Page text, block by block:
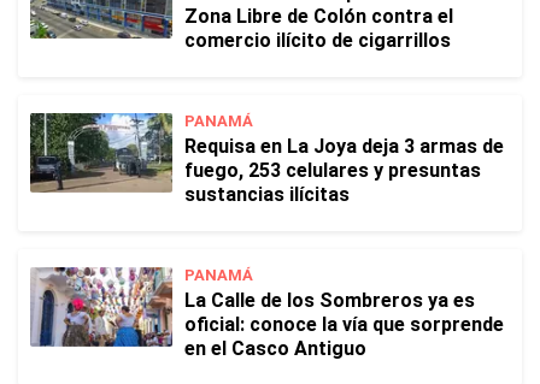
Zona Libre de Colón contra el
comercio ilícito de cigarrillos
PANAMÁ
Requisa en La Joya deja 3 armas de
fuego, 253 celulares y presuntas
sustancias ilícitas
PANAMÁ
La Calle de los Sombreros ya es
oficial: conoce la vía que sorprende
en el Casco Antiguo